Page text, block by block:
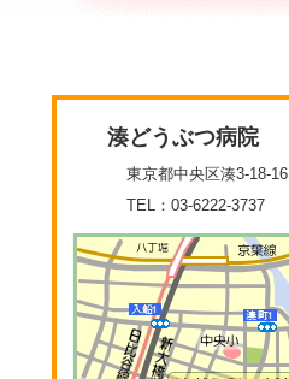
湊どうぶつ病院
東京都中央区湊3-18-16
TEL：03-6222-3737